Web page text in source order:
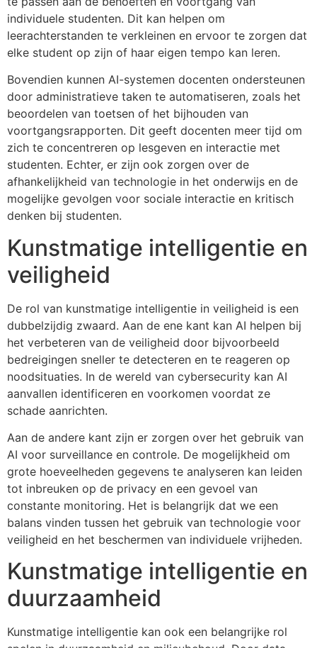
individuele studenten. Dit kan helpen om
leerachterstanden te verkleinen en ervoor te zorgen dat
elke student op zijn of haar eigen tempo kan leren.
Bovendien kunnen AI-systemen docenten ondersteunen
door administratieve taken te automatiseren, zoals het
beoordelen van toetsen of het bijhouden van
voortgangsrapporten. Dit geeft docenten meer tijd om
zich te concentreren op lesgeven en interactie met
studenten. Echter, er zijn ook zorgen over de
afhankelijkheid van technologie in het onderwijs en de
mogelijke gevolgen voor sociale interactie en kritisch
denken bij studenten.
Kunstmatige intelligentie en
veiligheid
De rol van kunstmatige intelligentie in veiligheid is een
dubbelzijdig zwaard. Aan de ene kant kan AI helpen bij
het verbeteren van de veiligheid door bijvoorbeeld
bedreigingen sneller te detecteren en te reageren op
noodsituaties. In de wereld van cybersecurity kan AI
aanvallen identificeren en voorkomen voordat ze
schade aanrichten.
Aan de andere kant zijn er zorgen over het gebruik van
AI voor surveillance en controle. De mogelijkheid om
grote hoeveelheden gegevens te analyseren kan leiden
tot inbreuken op de privacy en een gevoel van
constante monitoring. Het is belangrijk dat we een
balans vinden tussen het gebruik van technologie voor
veiligheid en het beschermen van individuele vrijheden.
Kunstmatige intelligentie en
duurzaamheid
Kunstmatige intelligentie kan ook een belangrijke rol